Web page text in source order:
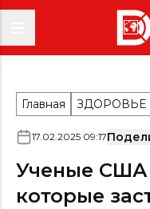
Главная ЗДОРОВЬЕ
17.02.2025 09:17
Ученые
которые